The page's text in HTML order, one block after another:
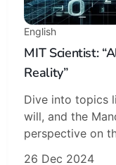
English
MIT Scientist:
Reality”
Dive into topics
will, and the
perspective on
26 Dec 2024